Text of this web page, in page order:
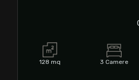
128 mq 3 Camere